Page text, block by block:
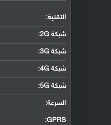
التقنية:
شبكة 2G:
شبكة 3G :
شبكة 4G :
شبكة 5G :
السرعة:
GPRS: